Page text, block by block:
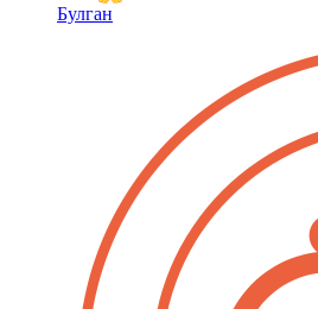
Булган